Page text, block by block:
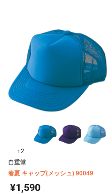
+2
自重堂
春夏 キャップ(メッシュ) 90049
¥1,590